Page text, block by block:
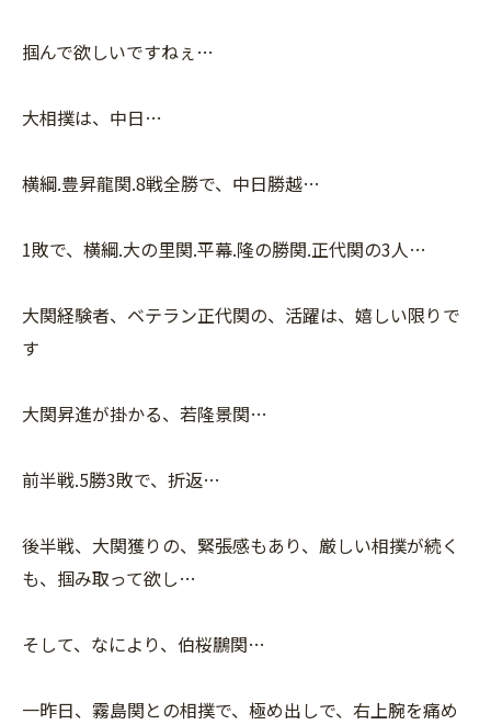
掴んで欲しいですねぇ…
大相撲は、中日…
横綱.豊昇龍関.8戦全勝で、中日勝越…
1敗で、横綱.大の里関.平幕.隆の勝関.正代関の3人…
大関経験者、ベテラン正代関の、活躍は、嬉しい限りで
す
大関昇進が掛かる、若隆景関…
前半戦.5勝3敗で、折返…
後半戦、大関獲りの、緊張感もあり、厳しい相撲が続く
も、掴み取って欲し…
そして、なにより、伯桜鵬関…
一昨日、霧島関との相撲で、極め出しで、右上腕を痛め